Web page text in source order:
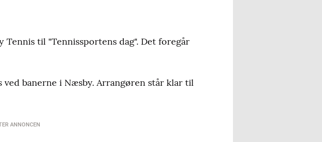
til "Tennissportens dag". Det foregår
banerne i Næsby. Arrangøren står klar til
ANNONCEN